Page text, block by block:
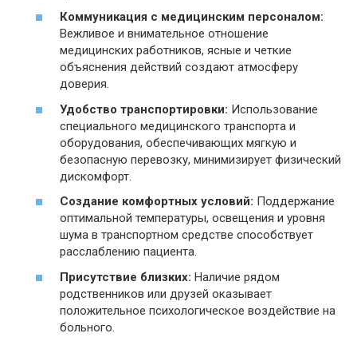
Коммуникация с медицинским персоналом:
Вежливое и внимательное отношение
медицинских работников, ясные и четкие
объяснения действий создают атмосферу
доверия.
Удобство транспортировки: Использование
специального медицинского транспорта и
оборудования, обеспечивающих мягкую и
безопасную перевозку, минимизирует физический
дискомфорт.
Создание комфортных условий: Поддержание
оптимальной температуры, освещения и уровня
шума в транспортном средстве способствует
расслаблению пациента.
Присутствие близких: Наличие рядом
родственников или друзей оказывает
положительное психологическое воздействие на
больного.